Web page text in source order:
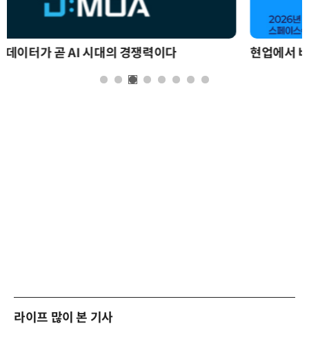
현업에서 바로 쓰는 "하네스 엔지니어링" 실습 교육
라이프 많이 본 기사